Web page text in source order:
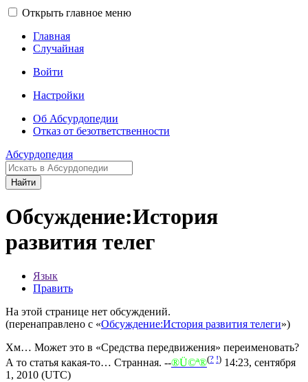
Открыть главное меню
Главная
Случайная
Войти
Настройки
Об Абсурдопедии
Отказ от безответственности
Абсурдопедия
Найти
Обсуждение:История
развития телег
Язык
Править
На этой странице нет обсуждений.
(перенаправлено с «Обсуждение:История развития телеги»)
Хм… Может это в «Средства передвижения» переименовать?
А то статья какая-то… Странная. --®Ü©ª®(? !) 14:23, сентября
1, 2010 (UTC)